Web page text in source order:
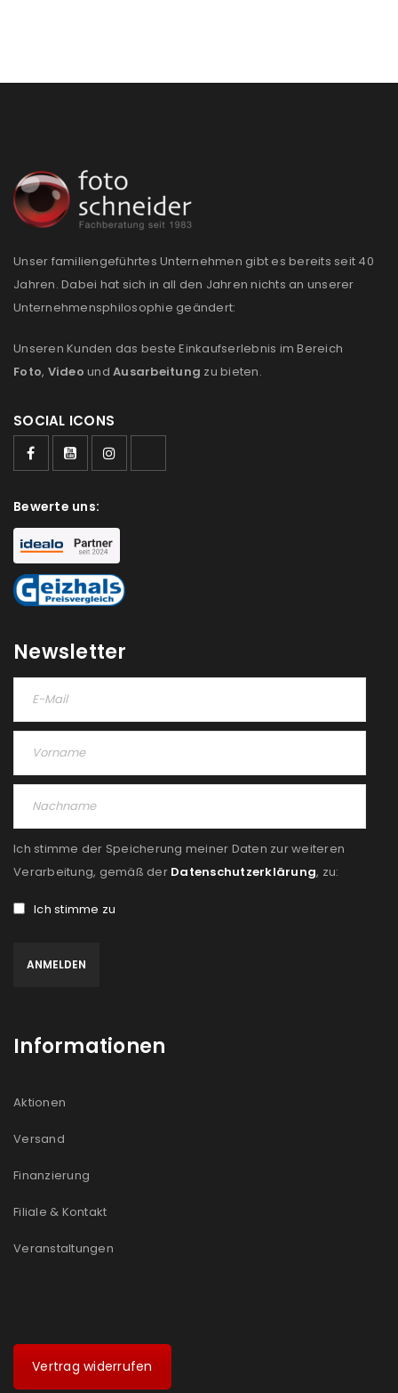
Ein Link zum Erstellen eines neuen Passworts wird an
NEWSLETTER ABONNIEREN
us
Ja, ich möchte ein Kundenkonto eröffnen und
akzeptiere die
REGISTRIEREN
Unser familiengeführtes Unternehmen gibt es bereits seit 40
Jahren. Dabei hat sich in all den Jahren nichts an unserer
Unternehmensphilosophie geändert:
Unseren Kunden das beste Einkaufserlebnis im Bereich
Foto, Video und Ausarbeitung zu bieten.
SOCIAL ICONS
Bewerte uns:
Newsletter
Ich stimme der Speicherung meiner Daten zur weiteren
Verarbeitung, gemäß der Datenschutzerklärung, zu:
Ich stimme zu
Informationen
Aktionen
Versand
Finanzierung
Filiale & Kontakt
Veranstaltungen
Vertrag widerrufen